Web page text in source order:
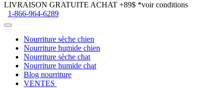
LIVRAISON GRATUITE ACHAT +89$ *voir conditions
1-866-964-6289
Nourriture sèche chien
Nourriture humide chien
Nourriture sèche chat
Nourriture humide chat
Blog nourriture
VENTES